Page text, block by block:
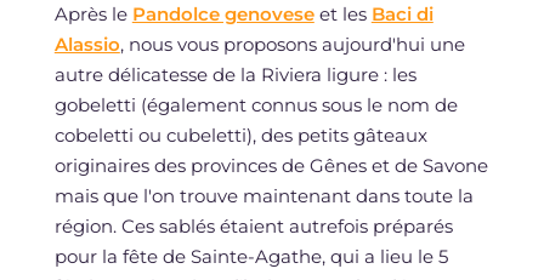
Après le Pandolce genoveseet les Baci di
Alassio, nous vous proposons aujourd'hui une
autre délicatesse de la Riviera ligure : les
gobeletti (également connus sous le nom de
cobeletti ou cubeletti), des petits gâteaux
originaires des provinces de Gênes et de Savone
mais que l'on trouve maintenant dans toute la
région. Ces sablés étaient autrefois préparés
pour la fête de Sainte-Agathe, qui a lieu le 5